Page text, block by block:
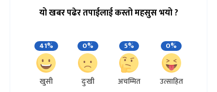
यो खबर पढेर तपाईलाई कस्तो महसुस भयो ?
41%
खुसी
0%
दुःखी
5%
अचम्मित
0%
उत्साहित